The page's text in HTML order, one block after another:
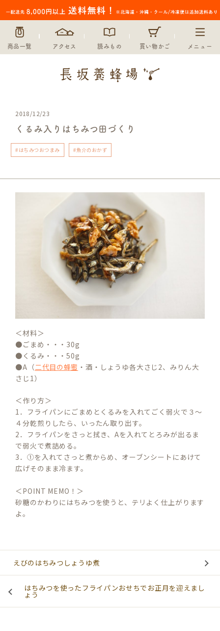
商品一覧 アクセス 読みもの 買い物かご メニュー
2018/12/23
くるみ入りはちみつ田づくり
#はちみつおつまみ #魚介のおかず
＜材料＞
●ごまめ・・・30g
●くるみ・・・50g
●A（二代目の蜂蜜 ・酒・しょうゆ各大さじ2、みりん大
さじ1）
＜作り方＞
1．フライパンにごまめとくるみを入れてごく弱火で３～
４分乾煎りしたら、いったん取り出す。
2．フライパンをさっと拭き、Aを入れてとろみが出るま
で弱火で煮詰める。
3．①を入れてさっと煮からめ、オーブンシートにあけて
広げそのまま冷ます。
＜POINT MEMO！＞
砂糖のかわりにはちみつを使うと、テリよく仕上がります
よ。
えびのはちみつしょうゆ煮
はちみつを使ったフライパンおせちでお正月を迎えまし
ょう